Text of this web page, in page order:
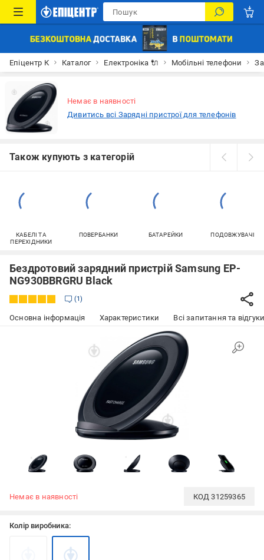
Епіцентр К Каталог Електроніка 🔌 Мобільні телефони
Немає в наявності
Дивитись всі Зарядні пристрої для телефонів
Також купують з категорій
КАБЕЛІ ТА
ПЕРЕХІДНИКИ
ПОВЕРБАНКИ БАТАРЕЙКИ ПОДОВЖУВАЧІ
Бездротовий зарядний пристрій Samsung EP-
NG930BBRGRU Black
1
Основна інформація Характеристики Всі запитання та
Немає в наявності КОД31259365
Колір виробника: